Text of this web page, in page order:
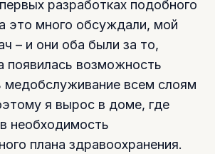
разработках подобного
это много обсуждали, мой
– и они оба были за то,
появилась возможность
медобслуживание всем слоям
я вырос в доме, где
необходимость
плана здравоохранения.